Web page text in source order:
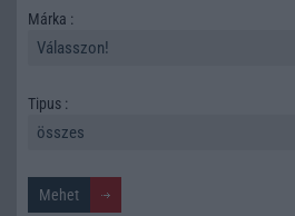
Márka :
Tipus :